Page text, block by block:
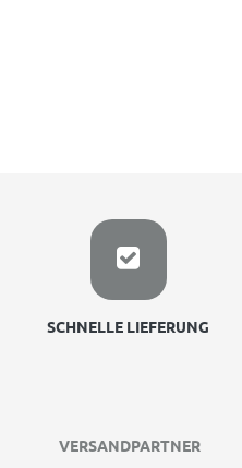
SCHNELLE LIEFERUNG
VERSANDPARTNER